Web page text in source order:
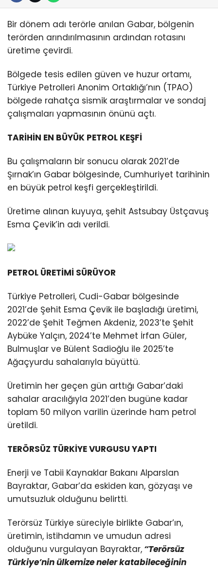
Bir dönem adı terörle anılan Gabar, bölgenin
terörden arındırılmasının ardından rotasını
üretime çevirdi.
Bölgede tesis edilen güven ve huzur ortamı,
Türkiye Petrolleri Anonim Ortaklığı’nın (TPAO)
bölgede rahatça sismik araştırmalar ve sondaj
çalışmaları yapmasının önünü açtı.
TARİHİN EN BÜYÜK PETROL KEŞFİ
Bu çalışmaların bir sonucu olarak 2021’de
Şırnak’ın Gabar bölgesinde, Cumhuriyet tarihinin
en büyük petrol keşfi gerçekleştirildi.
Üretime alınan kuyuya, şehit Astsubay Üstçavuş
Esma Çevik’in adı verildi.
PETROL ÜRETİMİ SÜRÜYOR
Türkiye Petrolleri, Cudi-Gabar bölgesinde
2021’de Şehit Esma Çevik ile başladığı üretimi,
2022’de Şehit Teğmen Akdeniz, 2023’te Şehit
Aybüke Yalçın, 2024’te Mehmet İrfan Güler,
Bulmuşlar ve Bülent Sadioğlu ile 2025’te
Ağaçyurdu sahalarıyla büyüttü.
Üretimin her geçen gün arttığı Gabar’daki
sahalar aracılığıyla 2021’den bugüne kadar
toplam 50 milyon varilin üzerinde ham petrol
üretildi.
TERÖRSÜZ TÜRKİYE VURGUSU YAPTI
Enerji ve Tabii Kaynaklar Bakanı Alparslan
Bayraktar, Gabar’da eskiden kan, gözyaşı ve
umutsuzluk olduğunu belirtti.
Terörsüz Türkiye süreciyle birlikte Gabar’ın,
üretimin, istihdamın ve umudun adresi
olduğunu vurgulayan Bayraktar, “Terörsüz
Türkiye’nin ülkemize neler katabileceğinin